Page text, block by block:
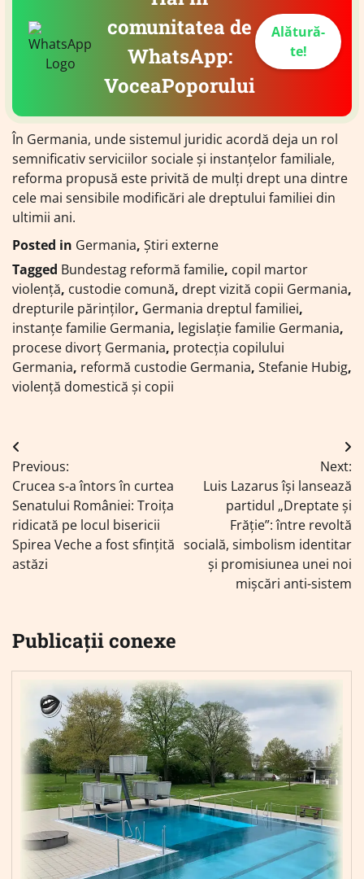
comunitatea de
WhatsApp:
VoceaPoporului
Alătură-
te!
În Germania, unde sistemul juridic acordă deja un rol
semnificativ serviciilor sociale și instanțelor familiale,
reforma propusă este privită de mulți drept una dintre
cele mai sensibile modificări ale dreptului familiei din
ultimii ani.
Posted in Germania, Știri externe
Tagged Bundestag reformă familie, copil martor
violență, custodie comună, drept vizită copii Germania,
drepturile părinților, Germania dreptul familiei,
instanțe familie Germania, legislație familie Germania,
procese divorț Germania, protecția copilului
Germania, reformă custodie Germania, Stefanie Hubig,
violență domestică și copii
Navigare
în
articole
Previous:
Crucea s-a întors în curtea
Senatului României: Troița
ridicată pe locul bisericii
Spirea Veche a fost sfințită
astăzi
Next:
Luis Lazarus își lansează
partidul „Dreptate și
Frăție”: între revoltă
socială, simbolism identitar
și promisiunea unei noi
mișcări anti-sistem
Publicații conexe